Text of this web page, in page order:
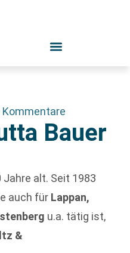
Kommentare
Bauer
alt. Seit 1983
auch für Lappan,
u.a. tätig ist,
&